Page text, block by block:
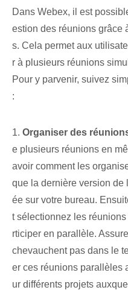
Dans Webex, il est
estion des réunions grâce
s. Cela permet aux
r à plusieurs réunions
Pour y parvenir, suivez
:
1. Organiser des
e plusieurs réunions en
avoir comment les
que la dernière version de
ée sur votre bureau.
t sélectionnez les
rticiper en parallèle.
chevauchent pas dans le
er ces réunions parallèles
ur différents projets